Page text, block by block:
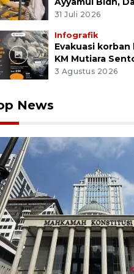
31 Juli 2026
Infografik
Evakuasi korban
KM Mutiara
3 Agustus 2026
News